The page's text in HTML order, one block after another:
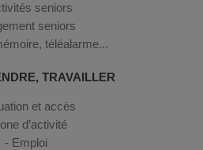
seniors
seniors
téléalarme...
TRAVAILLER
et accès
d’activité
Emploi